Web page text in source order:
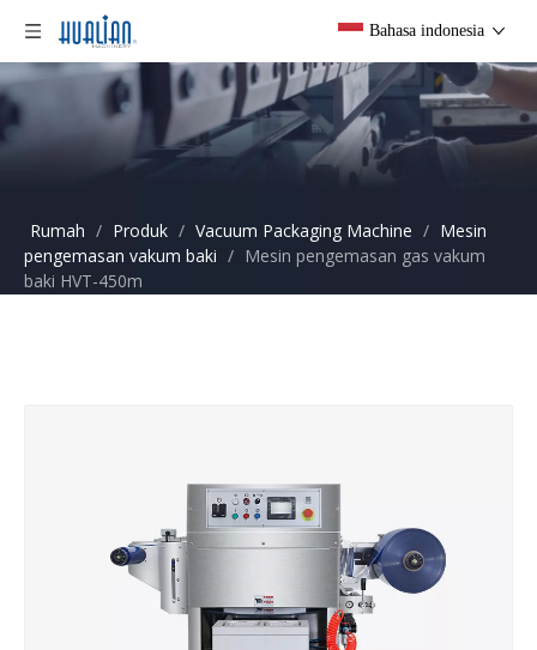
Bahasa indonesia
Rumah / Produk / Vacuum Packaging Machine / Mesin
pengemasan vakum baki / Mesin pengemasan gas vakum
baki HVT-450m